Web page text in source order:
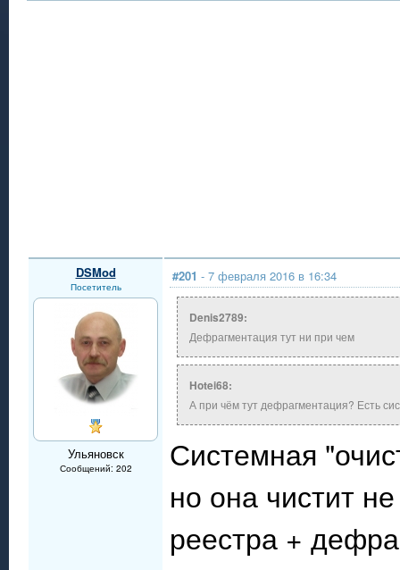
DSMod
Посетитель
Ульяновск
Сообщений: 202
#201 - 7 февраля 2016 в 16:34
Denis2789:
Дефрагментация тут ни при чем
Hotei68:
А при чём тут дефрагментация? Есть
Системная
но она чистит
реестра +